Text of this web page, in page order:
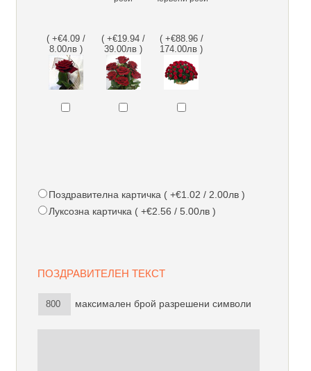
( +€4.09 /
8.00лв )
( +€19.94 /
39.00лв )
( +€88.96 /
174.00лв )
Поздравителна картичка ( +€1.02 / 2.00лв )
Луксозна картичка ( +€2.56 / 5.00лв )
ПОЗДРАВИТЕЛЕН ТЕКСТ
максимален брой разрешени символи